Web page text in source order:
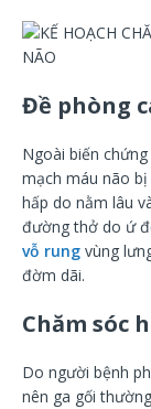
Đề phòng
Ngoài biến
mạch máu não
hấp do nằm lâu
đường thở do ứ
vỗ rung vùng
đờm dãi.
Chăm sóc
Do người bệnh
nên ga gối